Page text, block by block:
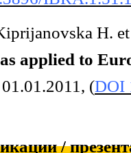
H.
applied to
01 .01.2011, (DOI
/